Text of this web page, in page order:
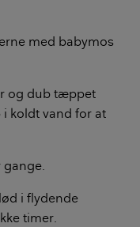
med babymos
og dub tæppet
koldt vand for at
gange.
i flydende
timer.